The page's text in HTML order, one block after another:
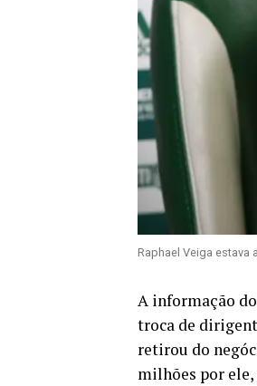
Raphael Veiga estava
A informação
troca de
retirou do
milhões por